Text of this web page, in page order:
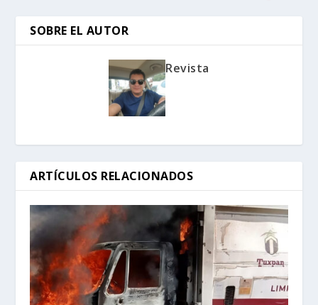
SOBRE EL AUTOR
Revista
ARTÍCULOS RELACIONADOS